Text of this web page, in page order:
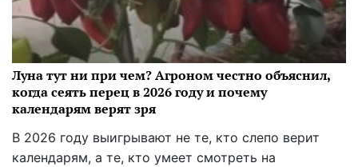
Луна тут ни при чем? Агроном честно объяснил,
когда сеять перец в 2026 году и почему
календарям верят зря
В 2026 году выигрывают не те, кто слепо верит
календарям, а те, кто умеет смотреть на